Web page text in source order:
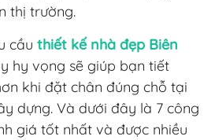
thị trường.
cầu thiết kế nhà đẹp Biên
hy vọng sẽ giúp bạn tiết
khi đặt chân đúng chỗ tại
dựng. Và dưới đây là 7 công
giá tốt nhất và được nhiều